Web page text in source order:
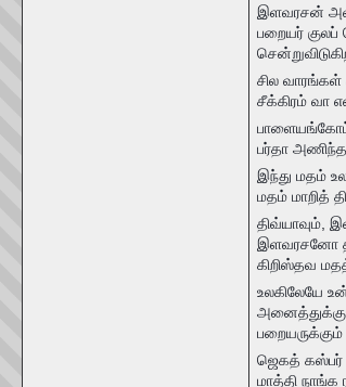
இளவரசன்
பறையர் குலப்
சில
சீக்கிரம் வா
பர்தா
இந்து மதம்
மதம் மாறித்
திவ்யாவும்,
இளவரசனோ
கிறிஸ்தவ
உலகிலேயே
ஜெகத் கஸ்பர்
மாத்தி